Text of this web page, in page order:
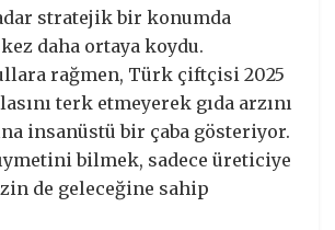
stratejik bir konumda
daha ortaya koydu.
rağmen, Türk çiftçisi 2025
terk etmeyerek gıda arzını
insanüstü bir çaba gösteriyor.
bilmek, sadece üreticiye
de geleceğine sahip